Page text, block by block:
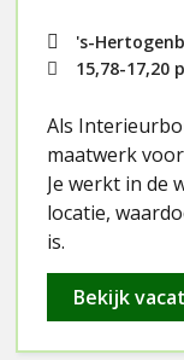
's-
15,78-17,20
Als
maatwerk
Je werkt in de
locatie,
is.
Bekijk